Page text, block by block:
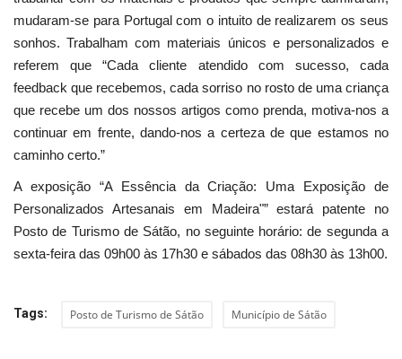
mudaram-se para Portugal com o intuito de realizarem os seus
sonhos. Trabalham com materiais únicos e personalizados e
referem que “Cada cliente atendido com sucesso, cada
feedback que recebemos, cada sorriso no rosto de uma criança
que recebe um dos nossos artigos como prenda, motiva-nos a
continuar em frente, dando-nos a certeza de que estamos no
caminho certo.”
A exposição “A Essência da Criação: Uma Exposição de
Personalizados Artesanais em Madeira"” estará patente no
Posto de Turismo de Sátão, no seguinte horário: de segunda a
sexta-feira das 09h00 às 17h30 e sábados das 08h30 às 13h00.
Tags: Posto de Turismo de Sátão Município de Sátão